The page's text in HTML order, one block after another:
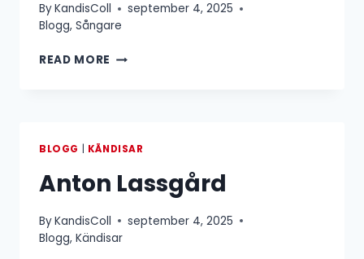
ByKandisColl
september 4, 2025
Blogg, Sångare
READ MORE CORNELIS
BLOGG KÄNDISAR
Anton Lassgård
ByKandisColl
september 4, 2025
Blogg, Kändisar